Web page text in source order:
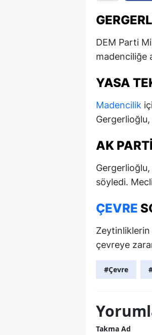
DEM Parti
madenciliğe
YASA
Madencilik
AK
Gergerlioğlu,
söyledi.
ÇEVRE
Zeytinliklerin
çevreye
#Çevre
Takma Ad